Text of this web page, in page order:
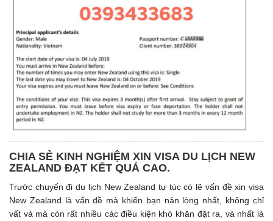
CHIA SẺ KINH NGHIỆM XIN VISA DU LỊCH NEW
ZEALAND ĐẠT KẾT QUẢ CAO.
Trước chuyến đi du lịch New Zealand tự túc có lẽ vấn đề xin visa
New Zealand là vấn đề mà khiến bạn nản lòng nhất, không chỉ
vất vả mà còn rất nhiều các điều kiện khó khăn đặt ra, và nhất là